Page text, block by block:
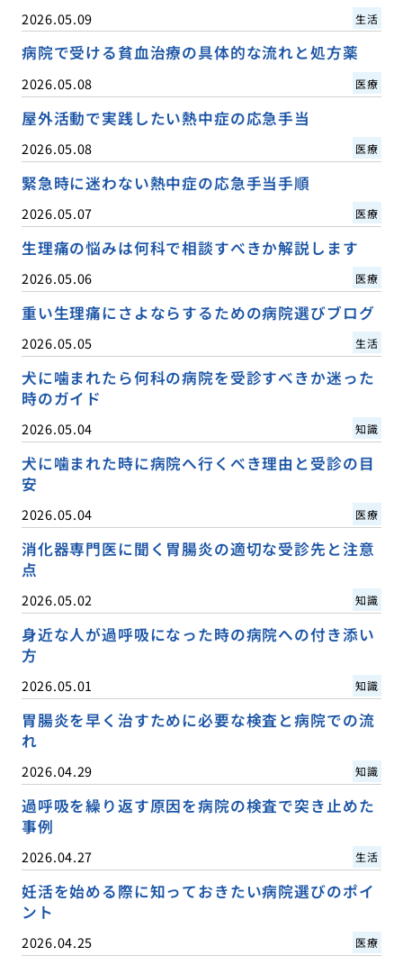
2026.05.09 生活
病院で受ける貧血治療の具体的な流れと処方薬
2026.05.08 医療
屋外活動で実践したい熱中症の応急手当
2026.05.08 医療
緊急時に迷わない熱中症の応急手当手順
2026.05.07 医療
生理痛の悩みは何科で相談すべきか解説します
2026.05.06 医療
重い生理痛にさよならするための病院選びブログ
2026.05.05 生活
犬に噛まれたら何科の病院を受診すべきか迷った
時のガイド
2026.05.04 知識
犬に噛まれた時に病院へ行くべき理由と受診の目
安
2026.05.04 医療
消化器専門医に聞く胃腸炎の適切な受診先と注意
点
2026.05.02 知識
身近な人が過呼吸になった時の病院への付き添い
方
2026.05.01 知識
胃腸炎を早く治すために必要な検査と病院での流
れ
2026.04.29 知識
過呼吸を繰り返す原因を病院の検査で突き止めた
事例
2026.04.27 生活
妊活を始める際に知っておきたい病院選びのポイ
ント
2026.04.25 医療